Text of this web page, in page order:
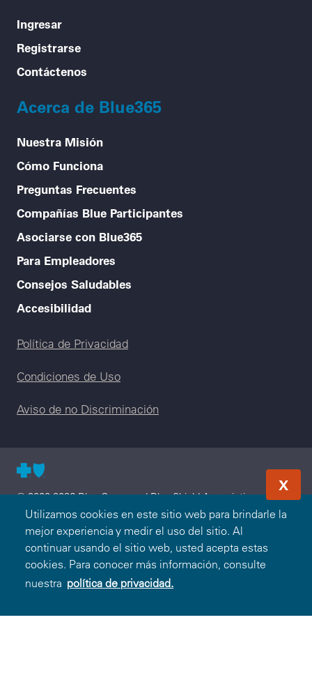
Utilizamos cookies en este sitio web para brindarle la
mejor experiencia y medir el uso del sitio. Al
continuar usando el sitio web, usted acepta estas
cookies. Para conocer más información, consulte
nuestra política de privacidad.
X
Ingresar
Registrarse
Contáctenos
Acerca de Blue365
Nuestra Misión
Cómo Funciona
Preguntas Frecuentes
Compañías Blue Participantes
Asociarse con Blue365
Para Empleadores
Consejos Saludables
Accesibilidad
Legal menu
Política de Privacidad
Condiciones de Uso
Aviso de no Discriminación
© 2000-2026 Blue Cross and Blue Shield Association —
Todos los Derechos Reservados. El programa Blue365 es
presentado a usted por Blue Cross and Blue Shield
Association. Blue Cross and Blue Shield Association es una
asociación de Compañías Blue Cross y/o Blue Shield
independientes que operan a nivel local. Blue Cross and Blue
Shield of North Carolina es un licenciatario independiente de